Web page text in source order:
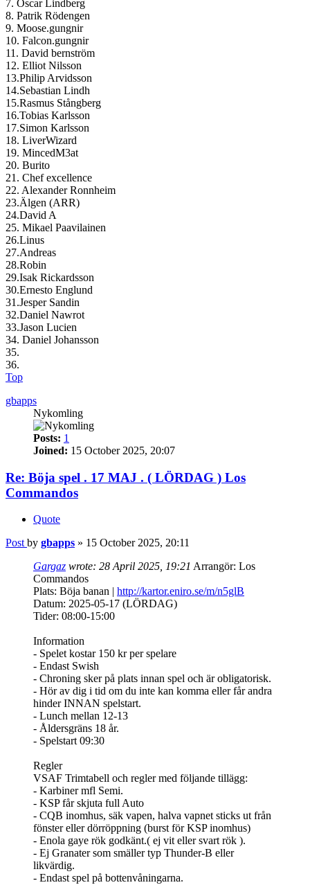
7. Oscar Lindberg
8. Patrik Rödengen
9. Moose.gungnir
10. Falcon.gungnir
11. David bernström
12. Elliot Nilsson
13.Philip Arvidsson
14.Sebastian Lindh
15.Rasmus Stångberg
16.Tobias Karlsson
17.Simon Karlsson
18. LiverWizard
19. MincedM3at
20. Burito
21. Chef excellence
22. Alexander Ronnheim
23.Älgen (ARR)
24.David A
25. Mikael Paavilainen
26.Linus
27.Andreas
28.Robin
29.Isak Rickardsson
30.Ernesto Englund
31.Jesper Sandin
32.Daniel Nawrot
33.Jason Lucien
34. Daniel Johansson
35.
36.
Top
gbapps
Nykomling
Posts: 1
Joined: 15 October 2025, 20:07
Re: Böja spel . 17 MAJ . ( LÖRDAG ) Los
Commandos
Quote
Post by gbapps » 15 October 2025, 20:11
Gargaz wrote: 28 April 2025, 19:21 Arrangör: Los
Commandos
Plats: Böja banan | http://kartor.eniro.se/m/n5glB
Datum: 2025-05-17 (LÖRDAG)
Tider: 08:00-15:00
Information
- Spelet kostar 150 kr per spelare
- Endast Swish
- Chroning sker på plats innan spel och är obligatorisk.
- Hör av dig i tid om du inte kan komma eller får andra
hinder INNAN spelstart.
- Lunch mellan 12-13
- Åldersgräns 18 år.
- Spelstart 09:30
Regler
VSAF Trimtabell och regler med följande tillägg:
- Karbiner mfl Semi.
- KSP får skjuta full Auto
- CQB inomhus, säk vapen, halva vapnet sticks ut från
fönster eller dörröppning (burst för KSP inomhus)
- Enola gaye rök godkänt.( ej vit eller svart rök ).
- Ej Granater som smäller typ Thunder-B eller
likvärdig.
- Endast spel på bottenvåningarna.